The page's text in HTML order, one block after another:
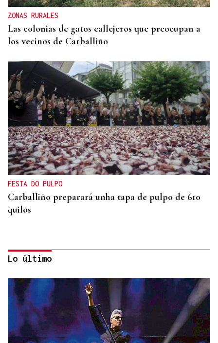
ZONAS RURALES
Las colonias de gatos callejeros que preocupan a
los vecinos de Carballiño
FESTA DO PULPO
Carballiño preparará unha tapa de pulpo de 610
quilos
Lo último